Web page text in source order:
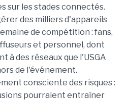
sur les stades connectés.
des milliers d'appareils
de compétition : fans,
et personnel, dont
à des réseaux que l'USGA
de l'événement.
consciente des risques :
pourraient entraîner